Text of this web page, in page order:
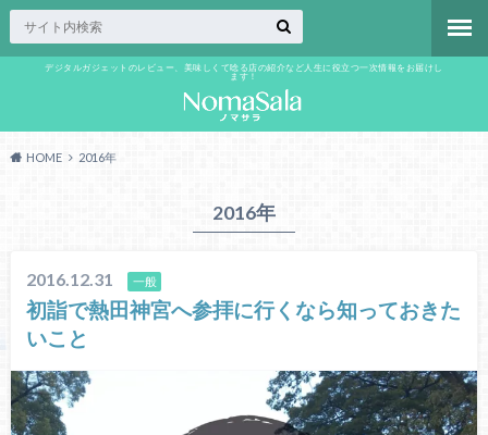
デジタルガジェットのレビュー、美味しくて唸る店の紹介など人生に役立つ一次情報をお届けし
ます！
HOME 2016年
2016年
2016.12.31 一般
初詣で熱田神宮へ参拝に行くなら知っておきた
いこと